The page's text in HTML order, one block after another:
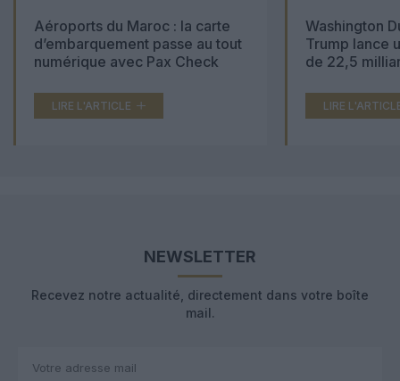
Aéroports du Maroc : la carte
d’embarquement passe au tout
numérique avec Pax Check
LIRE L'ARTICLE
Washington
Trump lance
de 22,5
LIRE
NEWSLETTER
Recevez notre actualité, directement dans votre boîte
mail.